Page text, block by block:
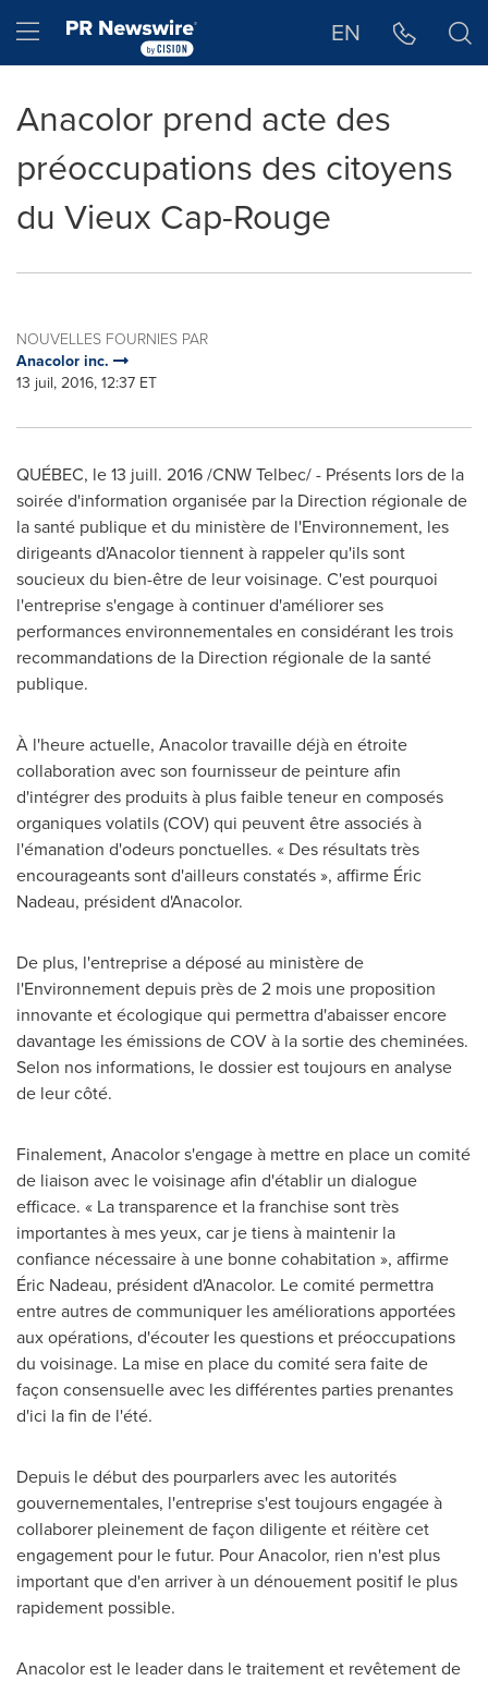
Hamburger menu EN
Anacolor prend acte des
préoccupations des citoyens
du Vieux Cap-Rouge
NOUVELLES FOURNIES PAR
Anacolor inc.
13 juil, 2016, 12:37 ET
QUÉBEC, le 13 juill. 2016 /CNW Telbec/ - Présents lors de la
soirée d'information organisée par la Direction régionale de
la santé publique et du ministère de l'Environnement, les
dirigeants d'Anacolor tiennent à rappeler qu'ils sont
soucieux du bien-être de leur voisinage. C'est pourquoi
l'entreprise s'engage à continuer d'améliorer ses
performances environnementales en considérant les trois
recommandations de la Direction régionale de la santé
publique.
À l'heure actuelle, Anacolor travaille déjà en étroite
collaboration avec son fournisseur de peinture afin
d'intégrer des produits à plus faibleteneuren composés
organiques volatils (COV) qui peuvent être associés à
l'émanation d'odeurs ponctuelles. « Des résultats très
encourageants sont d'ailleurs constatés », affirme Éric
Nadeau, président d'Anacolor.
De plus, l'entreprise a déposé au ministère de
l'Environnement depuis près de 2 mois une proposition
innovante et écologique qui permettra d'abaisser encore
davantage les émissions de COV à la sortie des cheminées.
Selon nos informations, le dossier est toujours en analyse
de leur côté.
Finalement, Anacolor s'engage à mettre en place un comité
de liaison avec le voisinage afin d'établir un dialogue
efficace. « La transparence et la franchise sont très
importantes à mes yeux, car je tiens à maintenir la
confiance nécessaire à une bonne cohabitation », affirme
Éric Nadeau, président d'Anacolor. Le comité permettra
entre autres de communiquer les améliorations apportées
aux opérations, d'écouter les questions et préoccupations
du voisinage. La mise en place du comité sera faite de
façon consensuelle avec les différentes parties prenantes
d'ici la fin de l'été.
Depuis le début des pourparlers avec les autorités
gouvernementales, l'entreprise s'est toujours engagée à
collaborer pleinement de façon diligente et réitère cet
engagement pour le futur. Pour Anacolor, rien n'est plus
important que d'en arriver à un dénouement positif le plus
rapidement possible.
Anacolor est le leader dans le traitement et revêtement de